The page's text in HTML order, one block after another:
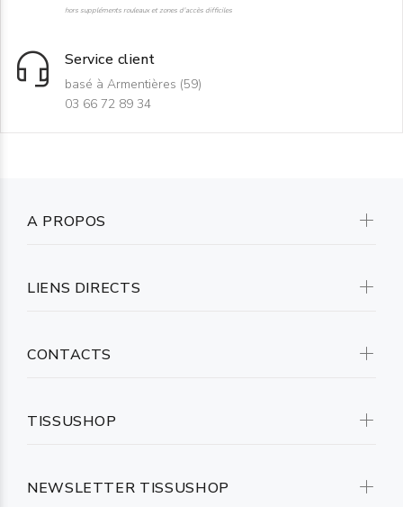
hors suppléments rouleaux et zones d'accès difficiles
Service client
basé à Armentières (59)
03 66 72 89 34
NEWSLETTER TISSUSHOP
A PROPOS
LIENS DIRECTS
CONTACTS
TISSUSHOP